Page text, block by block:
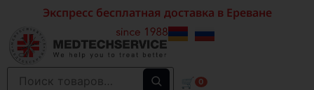
Экспресс бесплатная доставка в Ереване
🛒 0